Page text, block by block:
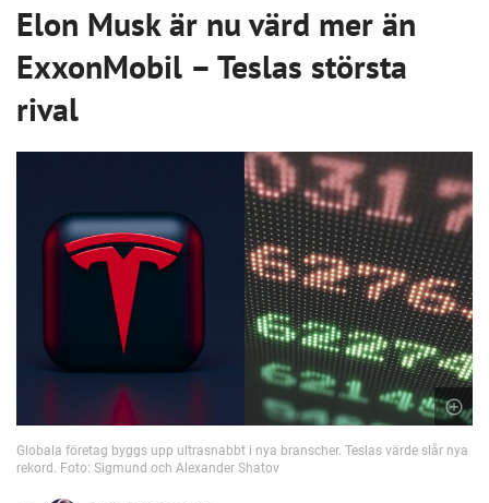
Elon Musk är nu värd mer än
ExxonMobil – Teslas största
rival
Globala företag byggs upp ultrasnabbt i nya branscher. Teslas värde slår nya
rekord. Foto: Sigmund och Alexander Shatov